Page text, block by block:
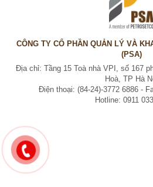
CÔNG TY CỔ PHẦN QUẢN LÝ VÀ
(PSA)
Địa chỉ: Tầng 15 Toà nhà VPI, số 167
Hoà, TP Hà
Điện thoại: (84-24)-3772 6886 -
Hotline: 0911